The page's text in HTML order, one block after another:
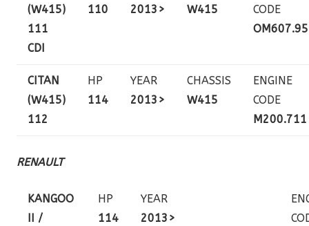
(W415)
111
CDI
110
2013>
W415
CODE
CITAN
(W415)
112
HP
114
YEAR
2013>
CHASSIS
W415
ENGINE
CODE
M200.711
RENAULT
KANGOO
II /
HP
114
YEAR
2013>